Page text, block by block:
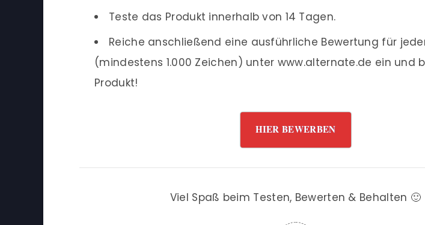
Teste das Produkt innerhalb von 14 Tagen.
Reiche anschließend eine ausführliche Bewertung für
(mindestens 1.000 Zeichen) unter www.alternate.de ein und
Produkt!
HIER BEWERBEN
Viel Spaß beim Testen, Bewerten & Behalten 🙂